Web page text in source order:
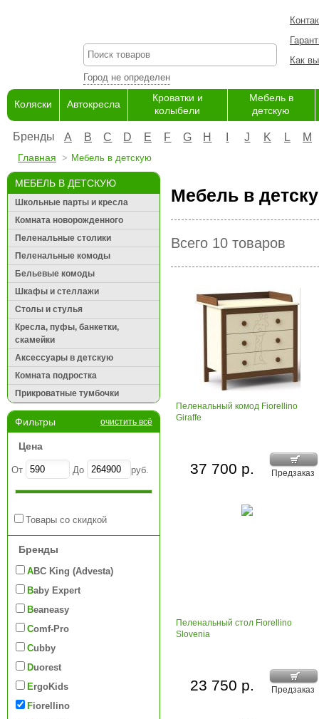
Город не определен
Как
Коляски Автокресла
Кроватки и
колыбели
Мебель в
детскую
Бренды A B C D E F G H J K L M
Главная Мебель в детскую
МЕБЕЛЬ В ДЕТСКУЮ
Школьные парты и кресла
Комната новорожденного
Пеленальные столики
Пеленальные комоды
Бельевые комоды
Шкафы и стеллажи
Столы и стулья
Кресла, пуфы, банкетки,
скамейки
Аксессуары в детскую
Комната подростка
Прикроватные тумбочки
Фильтры очистить всё
Цена
От До руб.
Товары со скидкой
Бренды
ABC King (Advesta)
Baby Expert
Beaneasy
Comf-Pro
Cubby
Duorest
ErgoKids
Fiorellino
Мебель в
Всего 10 товаров
Пеленальный комод Fiorellino
Giraffe
Предзаказ
37 700 р.
Пеленальный стол Fiorellino
Slovenia
Предзаказ
23 750 р.